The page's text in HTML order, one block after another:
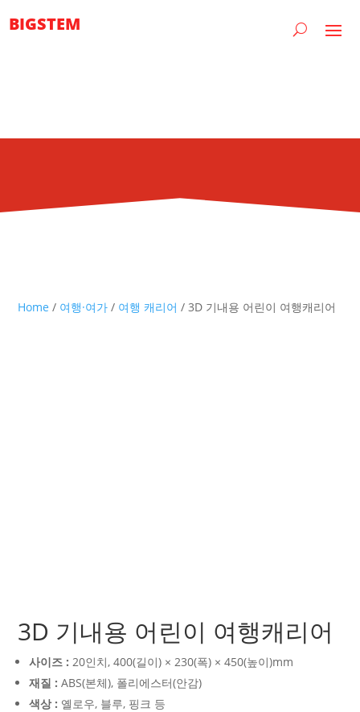
BIGSTEM
Home / 여행·여가 / 여행 캐리어 / 3D 기내용 어린이 여행캐리어
3D 기내용 어린이 여행캐리어
사이즈 : 20인치, 400(길이) × 230(폭) × 450(높이)mm
재질 :ABS(본체), 폴리에스터(안감)
색상 : 옐로우, 블루, 핑크 등